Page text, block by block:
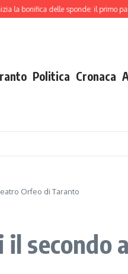
delle sponde: il primo passo
Politica Cronaca
Orfeo di Taranto
il